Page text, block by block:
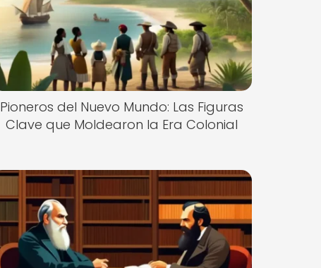
Pioneros del Nuevo Mundo: Las Figuras
Clave que Moldearon la Era Colonial